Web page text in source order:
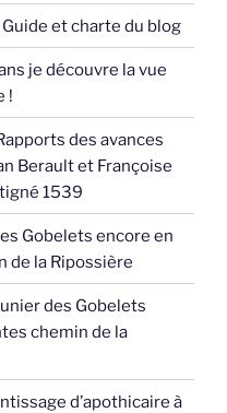
Guide et charte du blog
je découvre la vue
!
des avances
Berault et Françoise
1539
Gobelets encore en
de la Ripossière
des Gobelets
chemin de la
d’apothicaire à